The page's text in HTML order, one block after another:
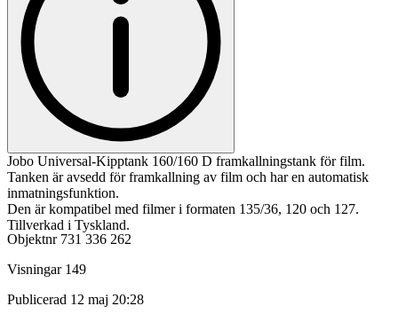
Jobo Universal-Kipptank 160/160 D framkallningstank för film.
Tanken är avsedd för framkallning av film och har en automatisk
inmatningsfunktion.
Den är kompatibel med filmer i formaten 135/36, 120 och 127.
Tillverkad i Tyskland.
Objektnr 731 336 262
Visningar 149
Publicerad 12 maj 20:28